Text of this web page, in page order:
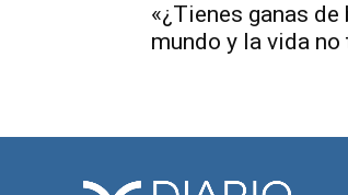
«¿Tienes ganas de
mundo y la vida no